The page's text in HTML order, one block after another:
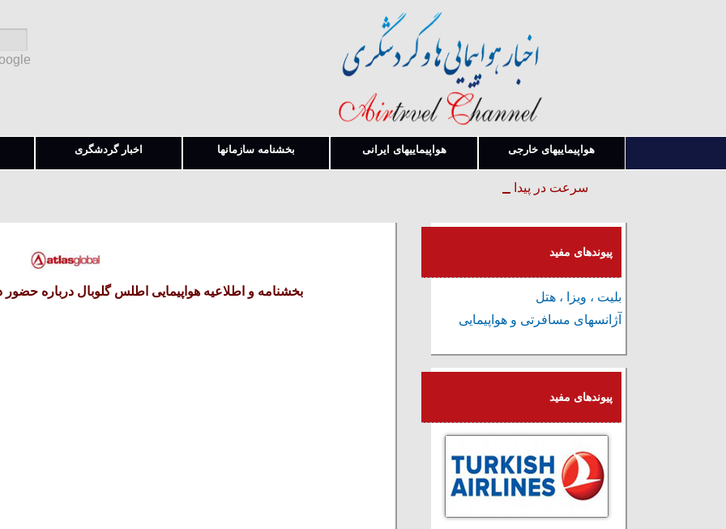
هواپیماییهای خارجی هواپیماییهای ایرانی بخشنامه سازمانها اخبار گردشگری
سرعت در پیدا کردن قوانین و بخشنامه ها
بخشنامه و اطلاعیه هواپیمایی اطلس گلوبال درباره حضور در فرودگاه 4
پیوندهای مفید
بلیت ، ویزا ، هتل
آژانسهای مسافرتی و هواپیمایی
پیوندهای مفید